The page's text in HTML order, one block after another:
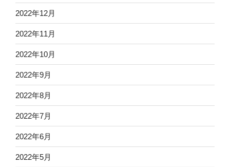
2022年12月
2022年11月
2022年10月
2022年9月
2022年8月
2022年7月
2022年6月
2022年5月